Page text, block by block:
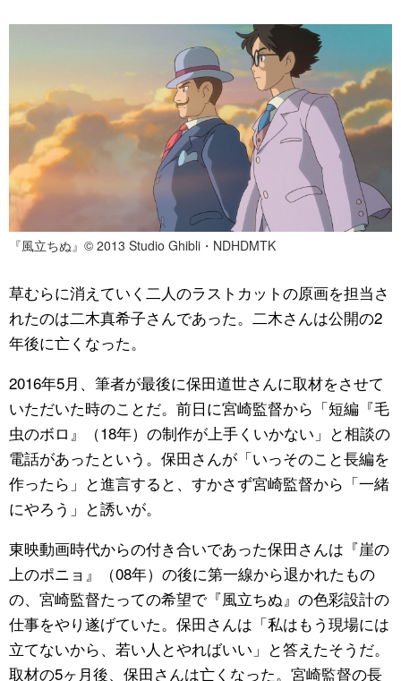
『風立ちぬ』© 2013 Studio Ghibli・NDHDMTK
草むらに消えていく二人のラストカットの原画を担当さ
れたのは二木真希子さんであった。二木さんは公開の2
年後に亡くなった。
2016年5月、筆者が最後に保田道世さんに取材をさせて
いただいた時のことだ。前日に宮崎監督から「短編『毛
虫のボロ』（18年）の制作が上手くいかない」と相談の
電話があったという。保田さんが「いっそのこと長編を
作ったら」と進言すると、すかさず宮崎監督から「一緒
にやろう」と誘いが。
東映動画時代からの付き合いであった保田さんは『崖の
上のポニョ』（08年）の後に第一線から退かれたもの
の、宮崎監督たっての希望で『風立ちぬ』の色彩設計の
仕事をやり遂げていた。保田さんは「私はもう現場には
立てないから、若い人とやればいい」と答えたそうだ。
取材の5ヶ月後、保田さんは亡くなった。宮崎監督の長